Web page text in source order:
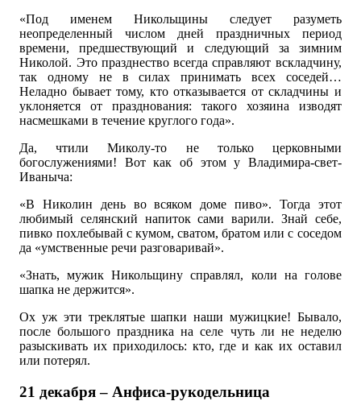
«Под именем Никольщины следует разуметь
неопределенный числом дней праздничных период
времени, предшествующий и следующий за зимним
Николой. Это празднество всегда справляют вскладчину,
так одному не в силах принимать всех соседей…
Неладно бывает тому, кто отказывается от складчины и
уклоняется от празднования: такого хозяина изводят
насмешками в течение круглого года».
Да, чтили Миколу-то не только церковными
богослужениями! Вот как об этом у Владимира-свет-
Иваныча:
«В Николин день во всяком доме пиво». Тогда этот
любимый селянский напиток сами варили. Знай себе,
пивко похлебывай с кумом, сватом, братом или с соседом
да «умственные речи разговаривай».
«Знать, мужик Никольщину справлял, коли на голове
шапка не держится».
Ох уж эти треклятые шапки наши мужицкие! Бывало,
после большого праздника на селе чуть ли не неделю
разыскивать их приходилось: кто, где и как их оставил
или потерял.
21 декабря – Анфиса-рукодельница